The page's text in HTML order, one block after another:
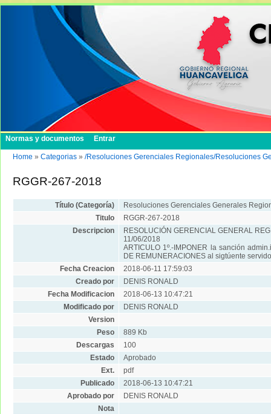
Normas y documentos Entrar
Home » Categorias » /Resoluciones Gerenciales Regionales/Resoluciones
RGGR-267-2018
Título (Categoría)
Resoluciones Gerenciales Generales
Titulo
RGGR-267-2018
Descripcion
RESOLUCIÓN GERENCIAL GENERAL
11/06/2018
ARTICULO 1º.-IMPONER la sanción
DE REMUNERACIONES al sigtúente
Fecha Creacion
2018-06-11 17:59:03
Creado por
DENIS RONALD
Fecha Modificacion
2018-06-13 10:47:21
Modificado por
DENIS RONALD
Version
Peso
889 Kb
Descargas
100
Estado
Aprobado
Ext.
pdf
Publicado
2018-06-13 10:47:21
Aprobado por
DENIS RONALD
Nota